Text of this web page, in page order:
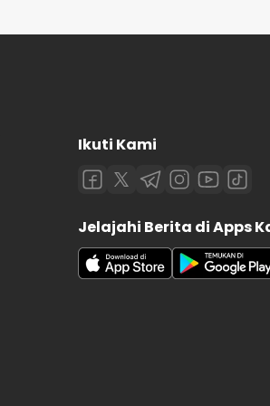
Ikuti Kami
Jelajahi Berita di Apps